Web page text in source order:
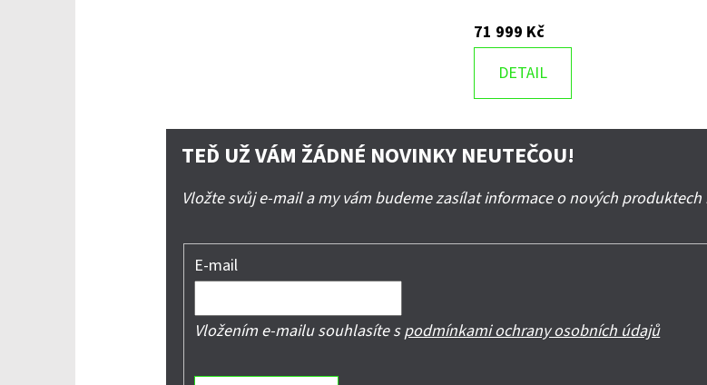
71 999 Kč
DETAIL
TEĎ UŽ VÁM ŽÁDNÉ NOVINKY NEUTEČOU!
Vložte svůj e-mail a my vám budeme zasílat informace o nových
E-mail
Vložením e-mailu souhlasíte spodmínkami ochrany osobních údajů